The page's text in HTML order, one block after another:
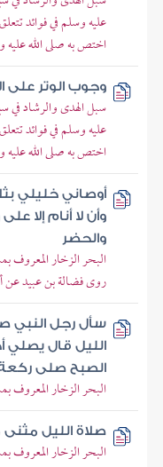
عليه وسلم في فوائد
اختص به صلى الله
وجوب الوتر على
سبل الهدى والرشاد في
عليه وسلم في فوائد
اختص به صلى الله
أوصاني خليلي
وأن لا أنام إلا
والحضر
البحر الزخار المعروف
روى فضالة بن عبيد عن
سأل رجل النبي
الليل قال
الصبح صلى ركعة
البحر الزخار المعروف
صلاة الليل
البحر الزخار المعروف